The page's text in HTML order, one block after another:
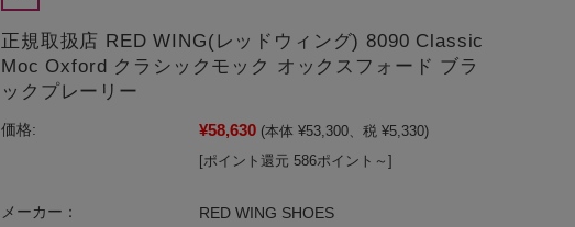
正規取扱店 RED WING(レッドウィング) 8090 Classic
Moc Oxford クラシックモック オックスフォード ブラ
ックプレーリー
価格: ¥58,630 (本体 ¥53,300、税 ¥5,330)
[ポイント還元 586ポイント～]
メーカー：
RED WING SHOES